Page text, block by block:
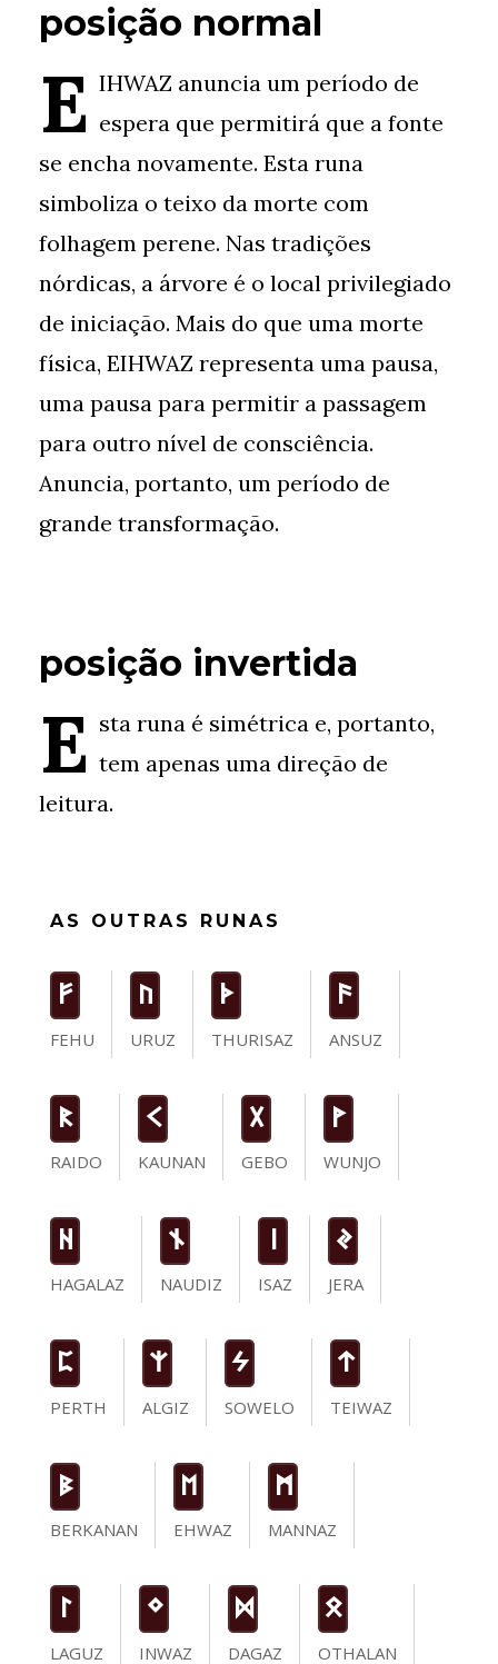
posição normal
E IHWAZ anuncia um período de
espera que permitirá que a fonte
se encha novamente. Esta runa
simboliza o teixo da morte com
folhagem perene. Nas tradições
nórdicas, a árvore é o local privilegiado
de iniciação. Mais do que uma morte
física, EIHWAZ representa uma pausa,
uma pausa para permitir a passagem
para outro nível de consciência.
Anuncia, portanto, um período de
grande transformação.
posição invertida
E sta runa é simétrica e, portanto,
tem apenas uma direção de
leitura.
AS OUTRAS RUNAS
F
FEHU
U
URUZ
T
THURISAZ
a
ANSUZ
R
RAIDO
K
KAUNAN
G
GEBO
W
WUNJO
H
HAGALAZ
n
NAUDIZ
ISAZ
J
JERA
P
PERTH
Z
ALGIZ
S
SOWELO
t
TEIWAZ
B
BERKANAN
E
EHWAZ
M
MANNAZ
L
LAGUZ
N
INWAZ
D
DAGAZ
O
OTHALAN